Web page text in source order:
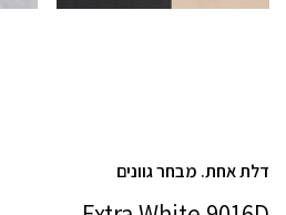
דלת אחת. מבחר גוונים